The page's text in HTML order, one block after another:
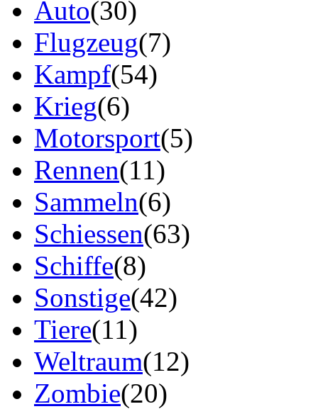
Auto(30)
Flugzeug(7)
Kampf(54)
Krieg(6)
Motorsport(5)
Rennen(11)
Sammeln(6)
Schiessen(63)
Schiffe(8)
Sonstige(42)
Tiere(11)
Weltraum(12)
Zombie(20)